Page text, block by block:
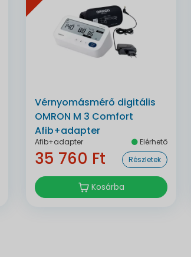
Vérnyomásmérő digitális
OMRON M 3 Comfort
Afib+adapter
Afib+adapter Elérhető
35 760 Ft Részletek
Kosárba